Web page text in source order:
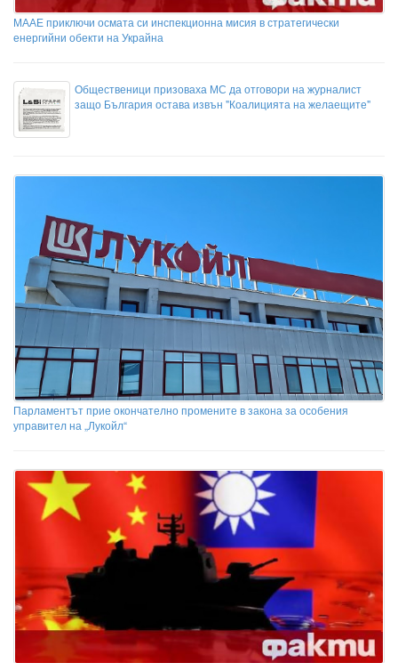
МААЕ приключи осмата си инспекционна мисия в стратегически
енергийни обекти на Украйна
Общественици призоваха МС да отговори на журналист
защо България остава извън "Коалицията на желаещите"
Парламентът прие окончателно промените в закона за особения
управител на „Лукойл“